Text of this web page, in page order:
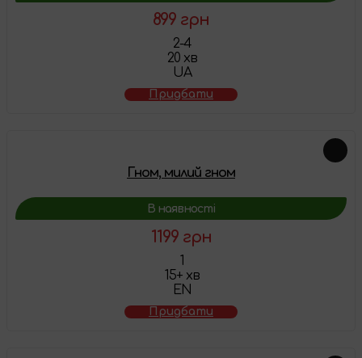
899 грн
2-4
20 хв
UA
Придбати
Гном, милий гном
В наявності
1199 грн
1
15+ хв
EN
Придбати